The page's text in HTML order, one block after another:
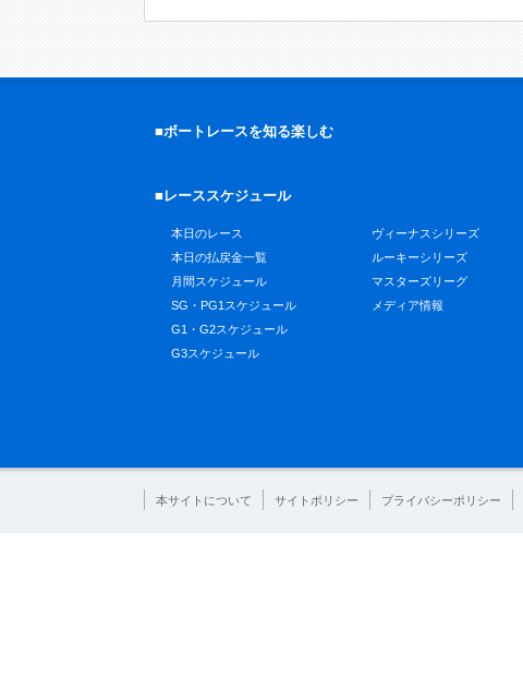
■ボートレースを知る楽しむ
■レーススケジュール
本日のレース
本日の払戻金一覧
月間スケジュール
SG・PG1スケジュール
G1・G2スケジュール
G3スケジュール
ヴィーナスシリーズ
ルーキーシリーズ
マスターズリーグ
メディア情報
本サイトについて サイトポリシー プライバシーポリシー